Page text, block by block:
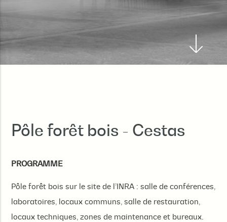
Pôle forêt bois - Cestas
PROGRAMME
Pôle forêt bois sur le site de l’INRA : salle de conférences,
laboratoires, locaux communs, salle de restauration,
locaux techniques, zones de maintenance et bureaux.